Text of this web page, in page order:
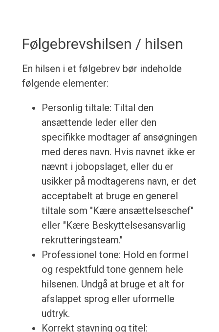
Følgebrevshilsen / hilsen
En hilsen i et følgebrev bør indeholde
følgende elementer:
Personlig tiltale: Tiltal den
ansættende leder eller den
specifikke modtager af ansøgningen
med deres navn. Hvis navnet ikke er
nævnt i jobopslaget, eller du er
usikker på modtagerens navn, er det
acceptabelt at bruge en generel
tiltale som "Kære ansættelseschef"
eller "Kære Beskyttelsesansvarlig
rekrutteringsteam."
Professionel tone: Hold en formel
og respektfuld tone gennem hele
hilsenen. Undgå at bruge et alt for
afslappet sprog eller uformelle
udtryk.
Korrekt stavning og titel: